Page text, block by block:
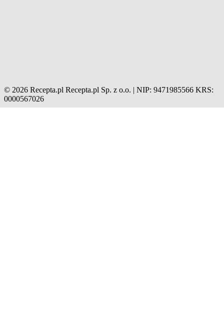
© 2026 Recepta.pl Recepta.pl Sp. z o.o. | NIP: 9471985566 KRS:
0000567026